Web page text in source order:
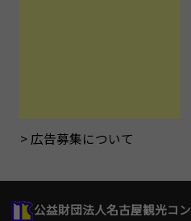
広告募集について
公益財団法人名古屋観光コ